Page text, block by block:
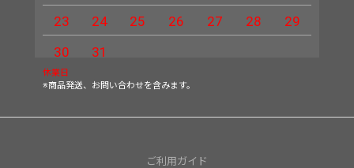
23
24 25 26 27 28
29
30
31
休業日
※商品発送、お問い合わせを含みます。
ご利用ガイド